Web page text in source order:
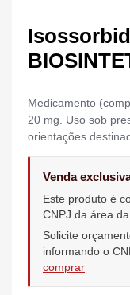
Medicamento
20 mg. Uso sob
orientações
Venda
Este produto é
CNPJ da área
Solicite
informando o
comprar